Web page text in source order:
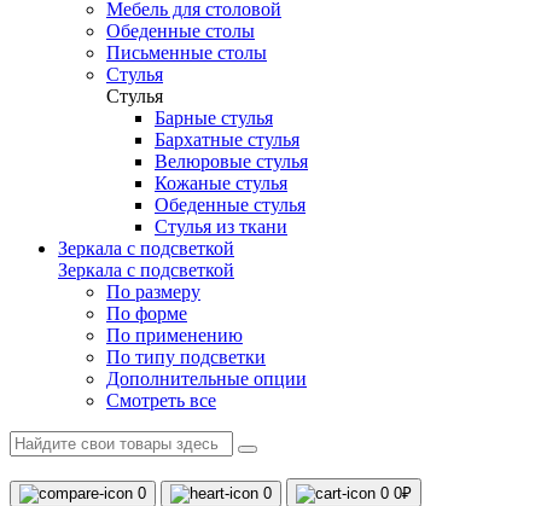
Мебель для столовой
Обеденные столы
Письменные столы
Стулья
Стулья
Барные стулья
Бархатные стулья
Велюровые стулья
Кожаные стулья
Обеденные стулья
Стулья из ткани
Зеркала с подсветкой
Зеркала с подсветкой
По размеру
По форме
По применению
По типу подсветки
Дополнительные опции
Смотреть все
0 0 0 0₽